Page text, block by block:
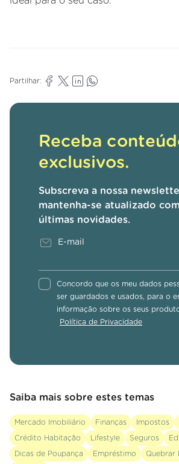
Partilhar:
Receba
exclusivos.
Subscreva a nossa
mantenha-se atualizado
últimas novidades.
Concordo que os meu dados
ser guardados e usados, para o
informação sobre os seus
Política de Privacidade
Saiba mais sobre estes temas
Mercado Imobiliário Finanças Impostos
Crédito Habitação Lifestyle Seguros
Dicas de Poupança Empréstimo Quebrar